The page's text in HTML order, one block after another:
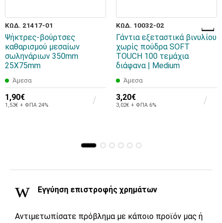
ΚΩΔ. 21417-01
Ψήκτρες-βούρτσες
καθαρισμού μεσαίων
σωληνάριων 350mm
25X75mm
Άμεσα
1,90€
1,53€ + ΦΠΑ 24%
ΚΩΔ. 10032-02
Γάντια εξεταστικά βινυλίου
χωρίς πούδρα SOFT
TOUCH 100 τεμάχια
διάφανα | Medium
Άμεσα
3,20€
3,02€ + ΦΠΑ 6%
Εγγύηση επιστροφής χρημάτων
Αντιμετωπίσατε πρόβλημα με κάποιο προϊόν μας ή